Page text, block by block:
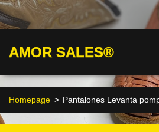
AMOR SALES®
Homepage > Pantalones Levanta